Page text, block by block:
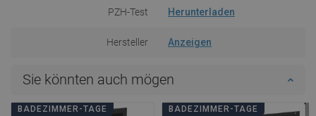
PZH-Test Herunterladen
Hersteller Anzeigen
Sie könnten auch mögen
BADEZIMMER-TAGE BADEZIMMER-TAGE